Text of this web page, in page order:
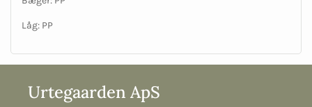
Låg: PP
Urtegaarden ApS